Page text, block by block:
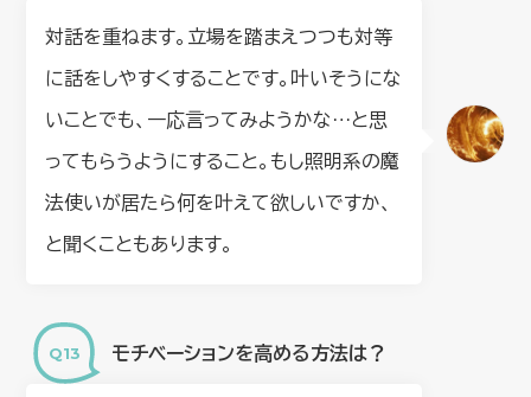
対話を重ねます。立場を踏まえつつも対等
に話をしやすくすることです。叶いそうにな
いことでも、一応言ってみようかな…と思
ってもらうようにすること。もし照明系の魔
法使いが居たら何を叶えて欲しいですか、
と聞くこともあります。
モチベーションを高める方法は？